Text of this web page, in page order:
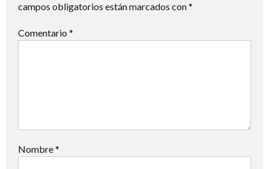
campos obligatorios están marcados con*
Comentario *
Nombre*